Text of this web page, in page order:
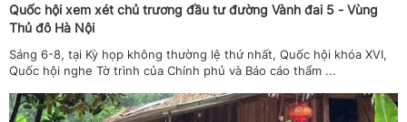
Quốc hội xem xét chủ trương đầu tư đường Vành đai 5 - Vùng
Thủ đô Hà Nội
Sáng 6-8, tại Kỳ họp không thường lệ thứ nhất, Quốc hội khóa XVI,
Quốc hội nghe Tờ trình của Chính phủ và Báo cáo thẩm ...